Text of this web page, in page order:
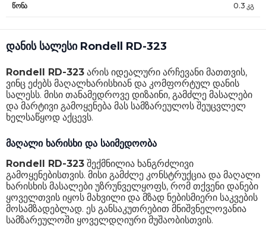
წონა 0.3 კგ
დანის სალესი Rondell RD-323
Rondell RD-323 არის იდეალური არჩევანი მათთვის,
ვინც ეძებს მაღალხარისხიან და კომფორტულ დანის
სალესს. მისი თანამედროვე დიზაინი, გამძლე მასალები
და მარტივი გამოყენება მას სამზარეულოს შეუცვლელ
ხელსაწყოდ აქცევს.
მაღალი ხარისხი და საიმედოობა
Rondell RD-323 შექმნილია ხანგრძლივი
გამოყენებისთვის. მისი გამძლე კონსტრუქცია და მაღალი
ხარისხის მასალები უზრუნველყოფს, რომ თქვენი დანები
ყოველთვის იყოს მახვილი და მზად ნებისმიერი საკვების
მოსამზადებლად. ეს განსაკუთრებით მნიშვნელოვანია
სამზარეულოში ყოველდღიური მუშაობისთვის.